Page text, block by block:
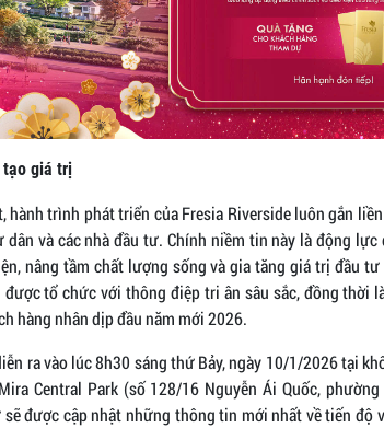
tạo giá trị
hành trình phát triển của Fresia Riverside luôn gắn
dân và các nhà đầu tư. Chính niềm tin này là động
nâng tầm chất lượng sống và gia tăng giá trị đầu
được tổ chức với thông điệp tri ân sâu sắc, đồng thời
hàng nhân dịp đầu năm mới 2026.
ra vào lúc 8h30 sáng thứ Bảy, ngày 10/1/2026 tại
Central Park (số 128/16 Nguyễn Ái Quốc, phường
sẽ được cập nhật những thông tin mới nhất về tiến độ